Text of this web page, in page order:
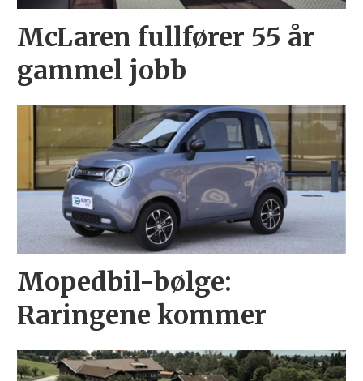
McLaren fullfører 55 år
gammel jobb
Mopedbil-bølge:
Raringene kommer